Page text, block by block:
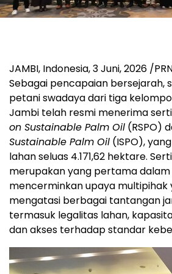
JAMBI, Indonesia,3 Juni, 2026 /
Sebagai pencapaian bersejarah,
petani swadaya dari tiga
Jambi telah resmi menerima
on Sustainable Palm Oil (RSPO)
Sustainable Palm Oil (ISPO),
lahan seluas 4.171,62 hektare.
merupakan yang pertama dalam
mencerminkan upaya multipihak
mengatasi berbagai tantangan
termasuk legalitas lahan,
dan akses terhadap standar